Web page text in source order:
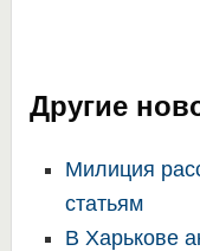
Другие
Милиция
статьям
В Харькове